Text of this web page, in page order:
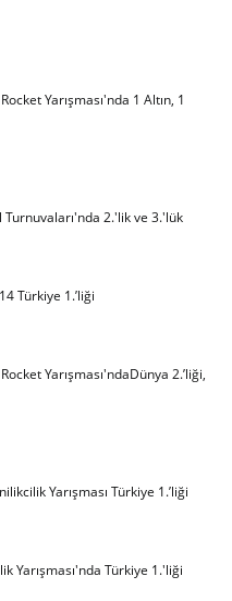
Yarışması'nda 1 Altın, 1
2.'lik ve 3.'lük
Türkiye 1.’liği
Yarışması'ndaDünya 2.’liği,
Yarışması Türkiye 1.’liği
Yarışması'nda Türkiye 1.'liği